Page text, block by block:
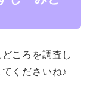
ころを調査し
くださいね♪